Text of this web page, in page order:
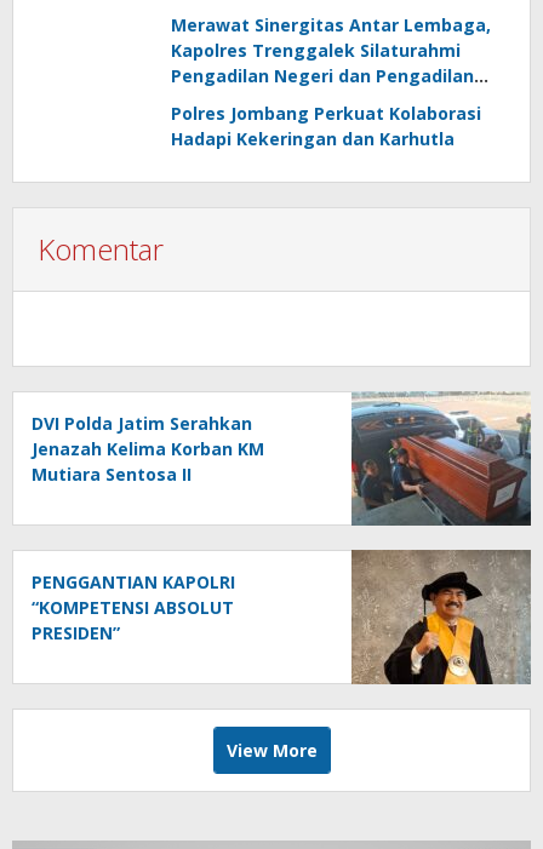
Merawat Sinergitas Antar Lembaga,
Kapolres Trenggalek Silaturahmi
Pengadilan Negeri dan Pengadilan
Polres Jombang Perkuat Kolaborasi
Hadapi Kekeringan dan Karhutla
Komentar
DVI Polda Jatim Serahkan
Jenazah Kelima Korban KM
Mutiara Sentosa II
PENGGANTIAN KAPOLRI
“KOMPETENSI ABSOLUT
PRESIDEN”
View More